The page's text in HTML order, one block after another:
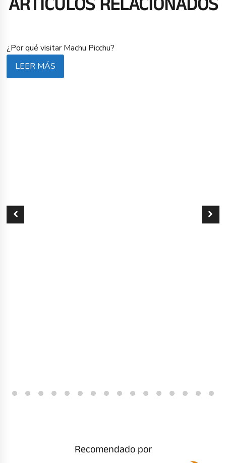
ARTÍCULOS RELACIONADOS
¿Por qué visitar Machu Picchu?
LEER MÁS
Recomendado por